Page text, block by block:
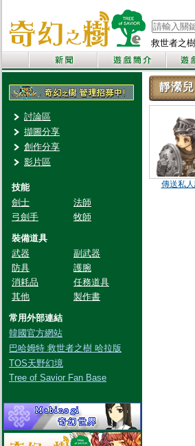
救世者之
討論區
擷圖分享
創作分享
影片區
技能
劍士
法師
弓劍手
牧師
裝備道具
武器
副武器
防具
護腕
消耗品
任務道具
其他
製作書
常用外部連結
韓國官方網站
巴哈姆特 救世者之樹 哈拉版
TOS天野幻境
Tree of Savior Fan Base
靜瀠
傳送私